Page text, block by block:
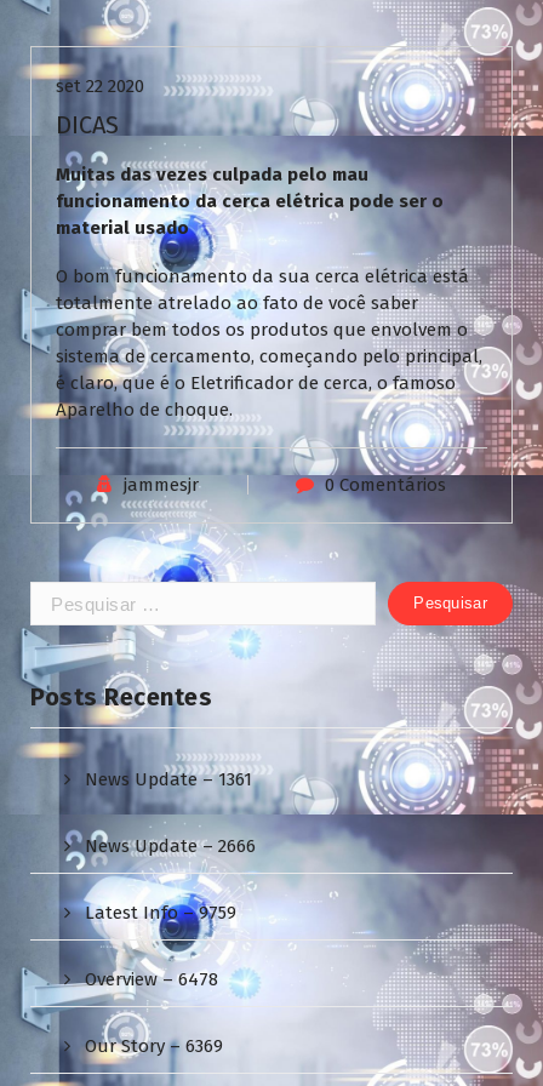
Uncategorized
set 22 2020
DICAS
Muitas das vezes culpada pelo mau
funcionamento da cerca elétrica pode ser o
material usado
O bom funcionamento da sua cerca elétrica está
totalmente atrelado ao fato de você saber
comprar bem todos os produtos que envolvem o
sistema de cercamento, começando pelo principal,
é claro, que é o Eletrificador de cerca, o famoso
Aparelho de choque.
jammesjr 0 Comentários
Pesquisar
por:
Posts Recentes
News Update – 1361
News Update – 2666
Latest Info – 9759
Overview – 6478
Our Story – 6369